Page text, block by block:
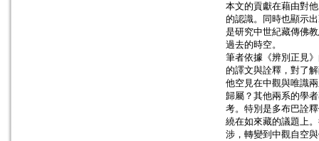
本文的貢獻在藉由對
的認識。同時也顯示
是研究中世紀藏傳佛
過去的時空。
筆者依據《辨別正見
的譯文與詮釋，對了
他空見在中觀與唯識
歸屬？其他兩系的學
考。特別是多布巴詮
繞在如來藏的議題上
涉，轉變到中觀自空